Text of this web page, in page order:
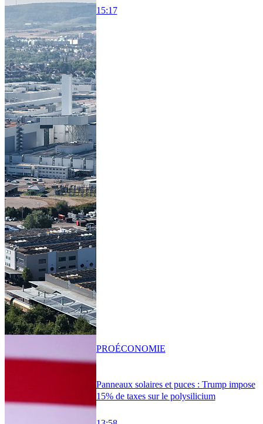
15:17
Panneaux solaires et puces : Trump impose
15% de taxes sur le polysilicium
PROÉCONOMIE